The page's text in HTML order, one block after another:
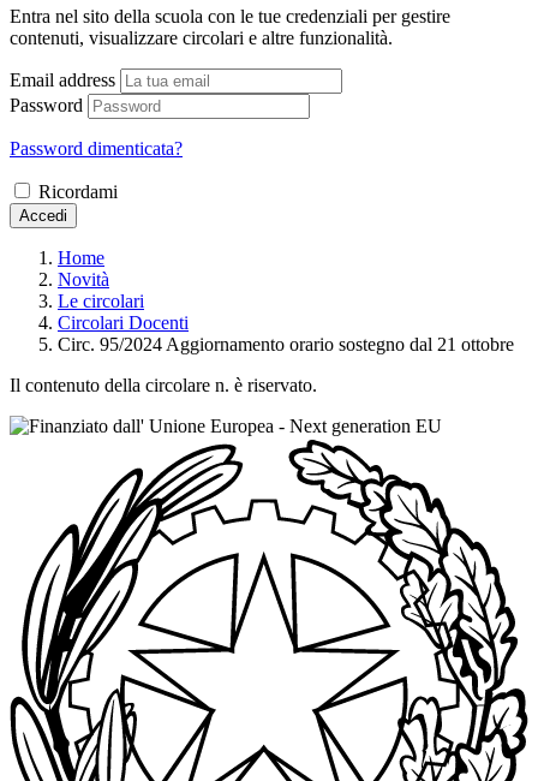
Entra nel sito della scuola con le tue credenziali per gestire
contenuti, visualizzare circolari e altre funzionalità.
Email address
Password
Password dimenticata?
Ricordami
Accedi
Home
Novità
Le circolari
Circolari Docenti
Circ. 95/2024 Aggiornamento orario sostegno dal 21 ottobre
Il contenuto della circolare n. è riservato.